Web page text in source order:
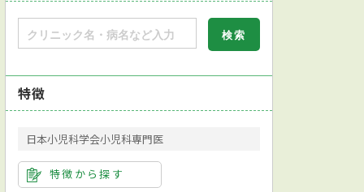
特徴
日本小児科学会小児科専門医
特徴から探す